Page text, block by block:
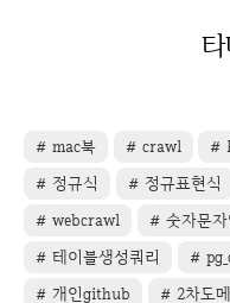
mac북 crawl
정규식
정규표현식
webcrawl
숫자문
테이블생성쿼리
개인github
2차도